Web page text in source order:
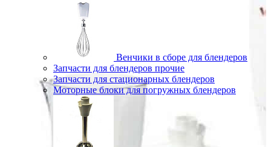
Венчики в сборе для блендеров
Запчасти для блендеров прочие
Запчасти для стационарных блендеров
Моторные блоки для погружных блендеров